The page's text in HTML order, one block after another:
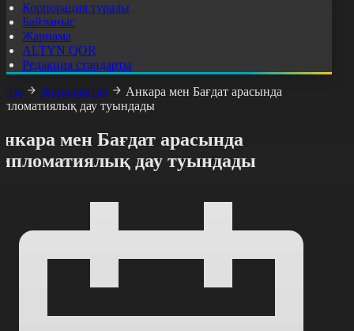
Корпорация туралы
Байланыс
Жарнама
ALTYN QOR
Редакция стандарты
Жаңалықтар
Анкара мен Бағдат арасында
дау туындады
мен Бағдат арасында
дау туындады